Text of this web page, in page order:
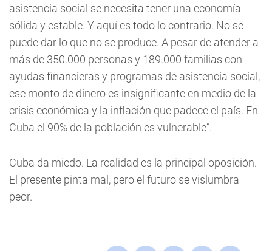
asistencia social se necesita tener una economía
sólida y estable. Y aquí es todo lo contrario. No se
puede dar lo que no se produce. A pesar de atender a
más de 350.000 personas y 189.000 familias con
ayudas financieras y programas de asistencia social,
ese monto de dinero es insignificante en medio de la
crisis económica y la inflación que padece el país. En
Cuba el 90% de la población es vulnerable”.
Cuba da miedo. La realidad es la principal oposición.
El presente pinta mal, pero el futuro se vislumbra
peor.